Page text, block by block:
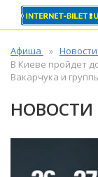
Афиша
Новости
В Киеве пройдет
Вакарчука и
НОВОСТИ